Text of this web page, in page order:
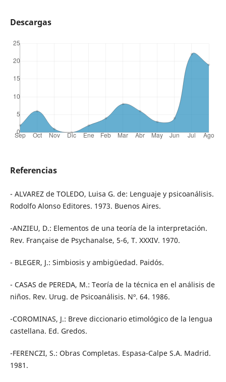
Descargas
Referencias
- ALVAREZ de TOLEDO, Luisa G. de: Lenguaje y psicoanálisis.
Rodolfo Alonso Editores. 1973. Buenos Aires.
-ANZIEU, D.: Elementos de una teoría de la interpretación.
Rev. Française de Psychanalse, 5-6, T. XXXIV. 1970.
- BLEGER, J.: Simbiosis y ambigüedad. Paidós.
- CASAS de PEREDA, M.: Teoría de la técnica en el análisis de
niños. Rev. Urug. de Psicoanálisis. Nº. 64. 1986.
-COROMINAS, J.: Breve diccionario etimológico de la lengua
castellana. Ed. Gredos.
-FERENCZI, S.: Obras Completas. Espasa-Calpe S.A. Madrid.
1981.